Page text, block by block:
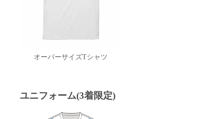
オーバーサイズTシャツ
ユニフォーム(3着限定)